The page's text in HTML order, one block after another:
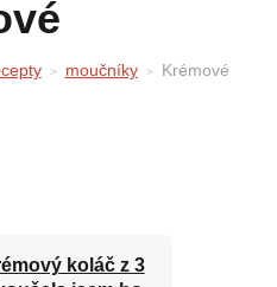
moučníky
Krémové
koláč z 3